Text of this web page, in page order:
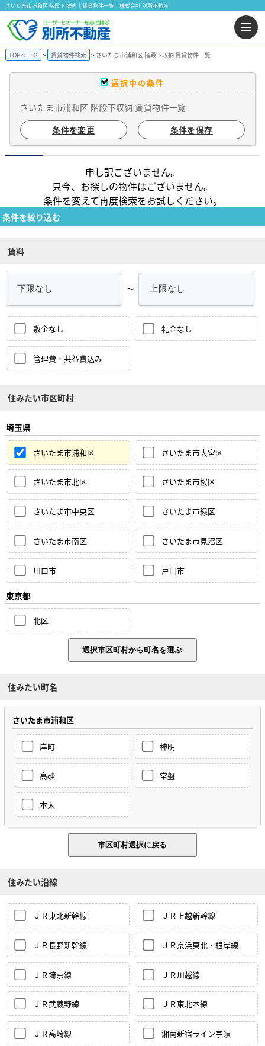
さいたま市浦和区 階段下収納 ｜賃貸物件一覧｜株式会社 別所不動産
TOPページ 賃貸物件検索 さいたま市浦和区 階段下収納 賃貸物件一覧
選択中の条件
さいたま市浦和区 階段下収納 賃貸物件一覧
条件を変更
条件を保存
申し訳ございません。
只今、お探しの物件はございません。
条件を変えて再度検索をお試しください。
条件を絞り込む
賃料
～
敷金なし 礼金なし
管理費・共益費込み
住みたい市区町村
埼玉県
さいたま市浦和区 さいたま市大宮区
さいたま市北区 さいたま市桜区
さいたま市中央区 さいたま市緑区
さいたま市南区 さいたま市見沼区
川口市 戸田市
東京都
北区
住みたい町名
さいたま市浦和区
岸町 神明
高砂 常盤
本太
住みたい沿線
ＪＲ東北新幹線 ＪＲ上越新幹線
ＪＲ長野新幹線 ＪＲ京浜東北・根岸線
ＪＲ埼京線 ＪＲ川越線
ＪＲ武蔵野線 ＪＲ東北本線
ＪＲ高崎線 湘南新宿ライン宇須